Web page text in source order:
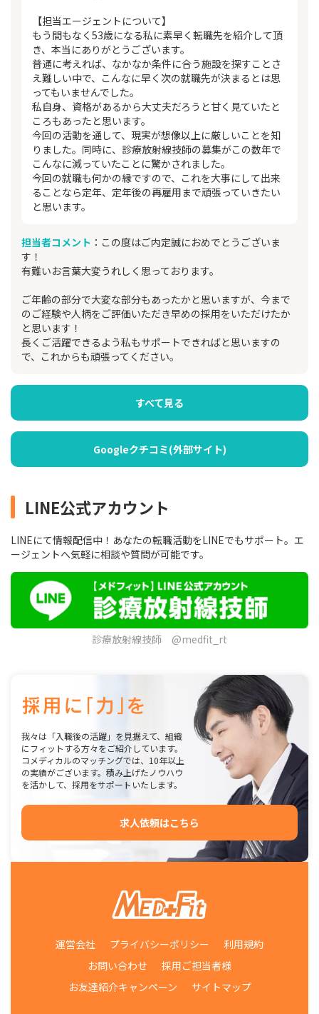
【担当エージェントについて】
もう間もなく53歳になる私に素早く転職先を紹介して頂
き、本当にありがとうございます。
普通に考えれば、なかなか条件に合う施設を探すことさ
え難しい中で、こんなに早く次の就職先が決まるとは思
ってもいませんでした。
私自身、資格があるから大丈夫だろうと甘く見ていたと
ころもあったと思います。
今回の活動を通して、現実が想像以上に厳しいことを知
りました。同時に、診療放射線技師の募集がこの数年で
こんなに減っていたことに驚かされました。
今回の就職も何かの縁ですので、これを大事にして出来
ることなら定年、定年後の再雇用まで頑張っていきたい
と思います。
担当者コメント ：この度はご内定誠におめでとうございま
す！
有難いお言葉大変うれしく思っております。
ご年齢の部分で大変な部分もあったかと思いますが、今まで
のご経験や人柄をご評価いただき早めの採用をいただけたか
と思います！
長くご活躍できるよう私もサポートできればと思いますの
で、これからも頑張ってください。
すべて見る
Googleクチコミ(外部サイト)
LINE公式アカウント
LINEにて情報配信中！あなたの転職活動をLINEでもサポート。エ
ージェントへ気軽に相談や質問が可能です。
診療放射線技師 @medfit_rt
我々は「入職後の活躍」を見据えて、組織
にフィットする方々をご紹介しています。
コメディカルのマッチングでは、10年以上
の実績がございます。積み上げたノウハウ
を活かして、採用をサポートいたします。
求人依頼はこちら
運営会社 プライバシーポリシー
利用規約
お問い合わせ
採用ご担当者様
お友達紹介キャンペーン
サイトマップ